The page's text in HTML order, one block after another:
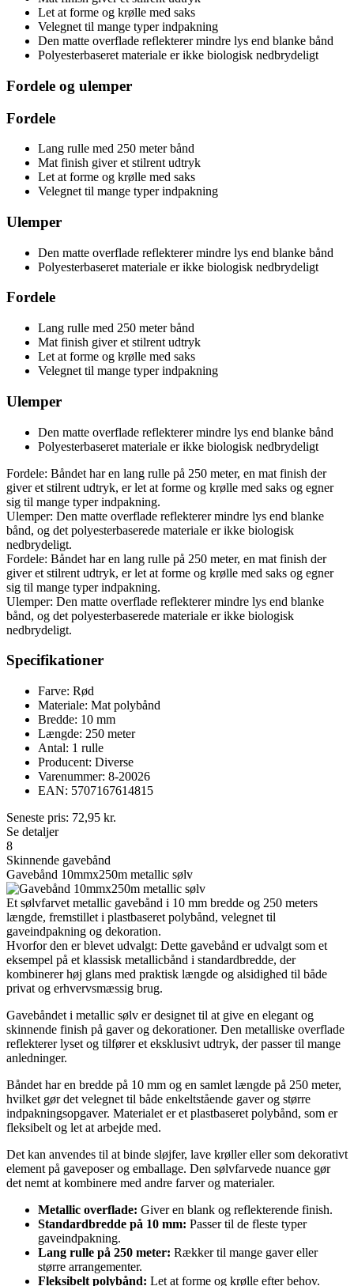
Let at forme og krølle med saks
Velegnet til mange typer indpakning
Den matte overflade reflekterer mindre lys end blanke bånd
Polyesterbaseret materiale er ikke biologisk nedbrydeligt
Fordele og ulemper
Fordele
Lang rulle med 250 meter bånd
Mat finish giver et stilrent udtryk
Let at forme og krølle med saks
Velegnet til mange typer indpakning
Ulemper
Den matte overflade reflekterer mindre lys end blanke bånd
Polyesterbaseret materiale er ikke biologisk nedbrydeligt
Fordele
Lang rulle med 250 meter bånd
Mat finish giver et stilrent udtryk
Let at forme og krølle med saks
Velegnet til mange typer indpakning
Ulemper
Den matte overflade reflekterer mindre lys end blanke bånd
Polyesterbaseret materiale er ikke biologisk nedbrydeligt
Fordele: Båndet har en lang rulle på 250 meter, en mat finish der
giver et stilrent udtryk, er let at forme og krølle med saks og egner
sig til mange typer indpakning.
Ulemper: Den matte overflade reflekterer mindre lys end blanke
bånd, og det polyesterbaserede materiale er ikke biologisk
nedbrydeligt.
Fordele: Båndet har en lang rulle på 250 meter, en mat finish der
giver et stilrent udtryk, er let at forme og krølle med saks og egner
sig til mange typer indpakning.
Ulemper: Den matte overflade reflekterer mindre lys end blanke
bånd, og det polyesterbaserede materiale er ikke biologisk
nedbrydeligt.
Specifikationer
Farve: Rød
Materiale: Mat polybånd
Bredde: 10 mm
Længde: 250 meter
Antal: 1 rulle
Producent: Diverse
Varenummer: 8-20026
EAN: 5707167614815
Seneste pris: 72,95 kr.
Se detaljer
8
Skinnende gavebånd
Gavebånd 10mmx250m metallic sølv
Et sølvfarvet metallic gavebånd i 10 mm bredde og 250 meters
længde, fremstillet i plastbaseret polybånd, velegnet til
gaveindpakning og dekoration.
Hvorfor den er blevet udvalgt: Dette gavebånd er udvalgt som et
eksempel på et klassisk metallicbånd i standardbredde, der
kombinerer høj glans med praktisk længde og alsidighed til både
privat og erhvervsmæssig brug.
Gavebåndet i metallic sølv er designet til at give en elegant og
skinnende finish på gaver og dekorationer. Den metalliske overflade
reflekterer lyset og tilfører et eksklusivt udtryk, der passer til mange
anledninger.
Båndet har en bredde på 10 mm og en samlet længde på 250 meter,
hvilket gør det velegnet til både enkeltstående gaver og større
indpakningsopgaver. Materialet er et plastbaseret polybånd, som er
fleksibelt og let at arbejde med.
Det kan anvendes til at binde sløjfer, lave krøller eller som dekorativt
element på gaveposer og emballage. Den sølvfarvede nuance gør
det nemt at kombinere med andre farver og materialer.
Metallic overflade: Giver en blank og reflekterende finish.
Standardbredde på 10 mm: Passer til de fleste typer
gaveindpakning.
Lang rulle på 250 meter: Rækker til mange gaver eller
større arrangementer.
Fleksibelt polybånd: Let at forme og krølle efter behov.